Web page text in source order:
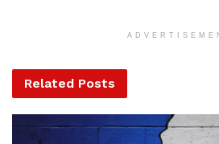
1897-ben három évre Szibériába
a hivatásos forradalmárok életét
szibériai Léna folyóból képzett
Related Posts